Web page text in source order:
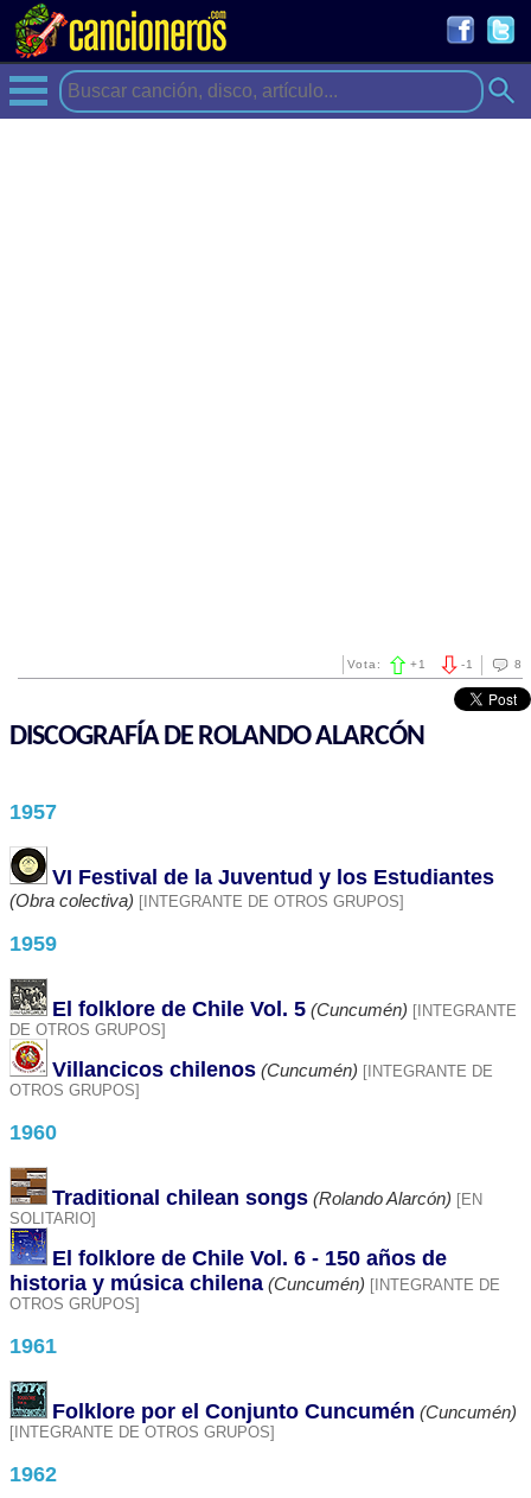
8
-1
Vota: +1
DISCOGRAFÍA DE ROLANDO ALARCÓN
1957
VI Festival de la Juventud y los Estudiantes
(Obra colectiva) [INTEGRANTE DE OTROS GRUPOS]
1959
El folklore de Chile Vol. 5 (Cuncumén)
[INTEGRANTE
DE OTROS GRUPOS]
Villancicos chilenos (Cuncumén)
[INTEGRANTE DE
OTROS GRUPOS]
1960
Traditional chilean songs (Rolando Alarcón)
[EN
SOLITARIO]
El folklore de Chile Vol. 6 - 150 años de
historia y música chilena (Cuncumén)
[INTEGRANTE DE
OTROS GRUPOS]
1961
Folklore por el Conjunto Cuncumén (Cuncumén)
[INTEGRANTE DE OTROS GRUPOS]
1962